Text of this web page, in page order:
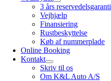
3 års reservedelsgaranti
Vejhjælp
Finansiering
Rustbeskyttelse
Køb af nummerplade
Online Booking
Kontakt
Skriv til os
Om K&L Auto A/S